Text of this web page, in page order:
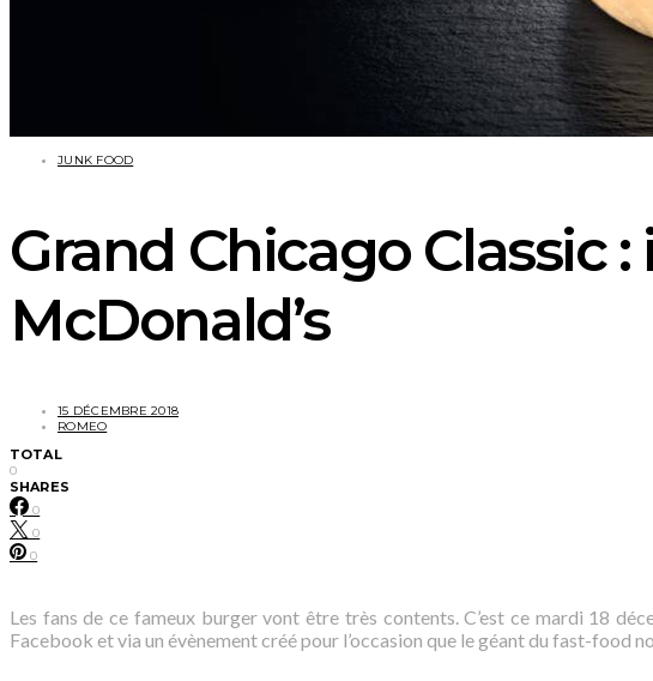
JUNK FOOD
Grand Chicago Classic
McDonald’s
15 DÉCEMBRE 2018
ROMEO
TOTAL
0
SHARES
0
0
0
Les fans de ce fameux burger vont être très contents. C’est ce mardi 18
Facebook et via un évènement créé pour l’occasion que le géant du fast-food